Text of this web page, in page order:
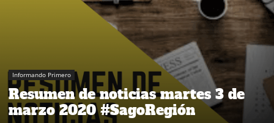
Informando Primero
Resumen de noticias martes 3 de
marzo 2020 #SagoRegión